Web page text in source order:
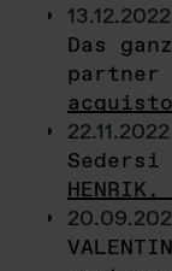
Das
partner
Sedersi
HENRIK,